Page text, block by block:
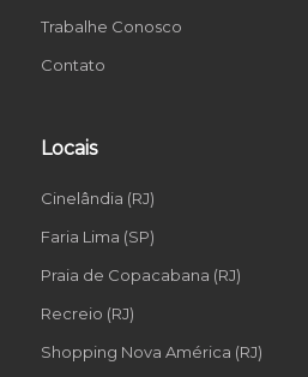
Trabalhe Conosco
Contato
Locais
Cinelândia (RJ)
Faria Lima (SP)
Praia de Copacabana (RJ)
Recreio (RJ)
Shopping Nova América (RJ)